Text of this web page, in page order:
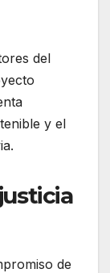
del
y el
de